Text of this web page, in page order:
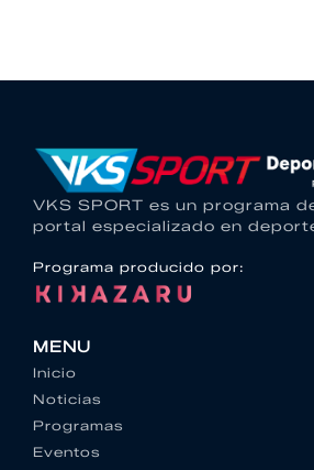
VKS SPORT es un programa
portal especializado en
Programa producido por:
MENU
Inicio
Noticias
Programas
Eventos